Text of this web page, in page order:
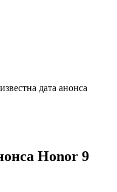
дата анонса
Honor 9